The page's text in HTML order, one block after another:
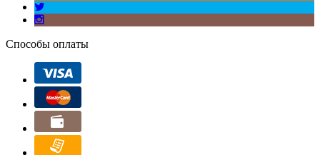
Способы оплаты